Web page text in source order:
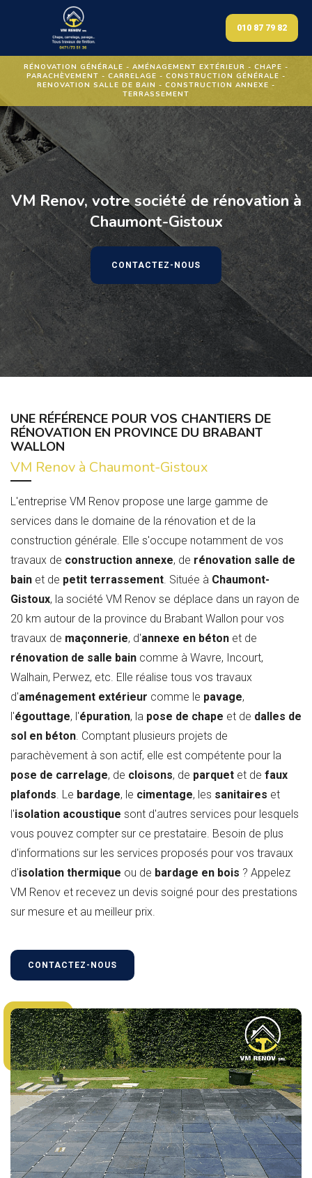
010 87 79 82
RÉNOVATION GÉNÉRALE - AMÉNAGEMENT EXTÉRIEUR - CHAPE -
PARACHÈVEMENT - CARRELAGE - CONSTRUCTION GÉNÉRALE -
RENOVATION SALLE DE BAIN - CONSTRUCTION ANNEXE -
TERRASSEMENT
VM Renov, votre société de rénovation à
Chaumont-Gistoux
CONTACTEZ-NOUS
UNE RÉFÉRENCE POUR VOS CHANTIERS DE
RÉNOVATION EN PROVINCE DU BRABANT
WALLON
VM Renov à Chaumont-Gistoux
L'entreprise VM Renov propose une large gamme de
services dans le domaine de la rénovation et de la
construction générale. Elle s'occupe notamment de vos
travaux de construction annexe, de rénovation salle de
bain et de petit terrassement. Située à Chaumont-
Gistoux, la société VM Renov se déplace dans un rayon de
20 km autour de la province du Brabant Wallon pour vos
travaux de maçonnerie, d'annexe en béton et de
rénovation de salle bain comme à Wavre, Incourt,
Walhain, Perwez, etc. Elle réalise tous vos travaux
d'aménagement extérieur comme le pavage,
l'égouttage, l'épuration, la pose de chape et de dalles de
sol en béton. Comptant plusieurs projets de
parachèvement à son actif, elle est compétente pour la
pose de carrelage, de cloisons, de parquet et de faux
plafonds. Le bardage, le cimentage, les sanitaires et
l'isolation acoustique sont d'autres services pour lesquels
vous pouvez compter sur ce prestataire. Besoin de plus
d'informations sur les services proposés pour vos travaux
d'isolation thermique ou de bardage en bois ? Appelez
VM Renov et recevez un devis soigné pour des prestations
sur mesure et au meilleur prix.
CONTACTEZ-NOUS